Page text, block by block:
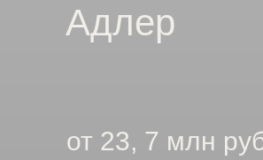
Адлер
от 23, 7 млн